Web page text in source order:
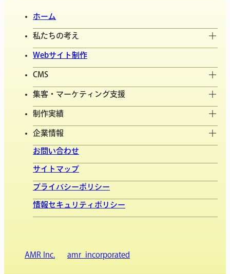
ホーム
私たちの考え
Webサイト制作
CMS
集客・マーケティング支援
制作実績
企業情報
お問い合わせ
サイトマップ
プライバシーポリシー
情報セキュリティポリシー
AMR Inc. amr_incorporated